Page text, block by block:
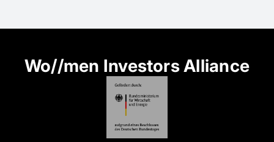
Wo//men Investors Alliance